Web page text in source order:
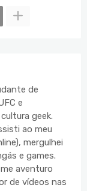
de
e
geek.
ao meu
mergulhei
e games.
aventuro
de vídeos nas